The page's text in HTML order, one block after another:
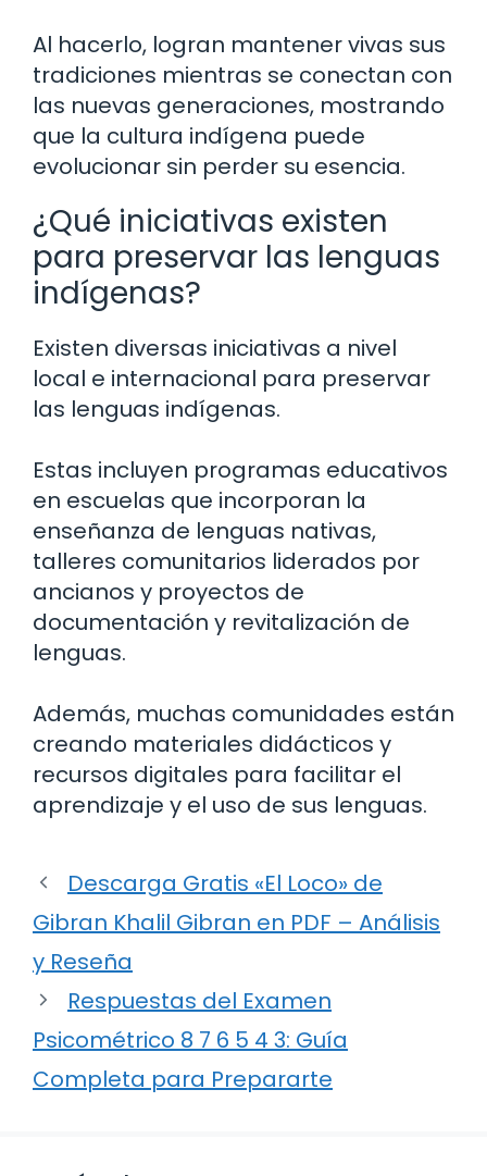
Al hacerlo, logran mantener vivas sus
tradiciones mientras se conectan con
las nuevas generaciones, mostrando
que la cultura indígena puede
evolucionar sin perder su esencia.
¿Qué iniciativas existen
para preservar las lenguas
indígenas?
Existen diversas iniciativas a nivel
local e internacional para preservar
las lenguas indígenas.
Estas incluyen programas educativos
en escuelas que incorporan la
enseñanza de lenguas nativas,
talleres comunitarios liderados por
ancianos y proyectos de
documentación y revitalización de
lenguas.
Además, muchas comunidades están
creando materiales didácticos y
recursos digitales para facilitar el
aprendizaje y el uso de sus lenguas.
Descarga Gratis «El Loco» de
Gibran Khalil Gibran en PDF – Análisis
y Reseña
Respuestas del Examen
Psicométrico 8 7 6 5 4 3: Guía
Completa para Prepararte